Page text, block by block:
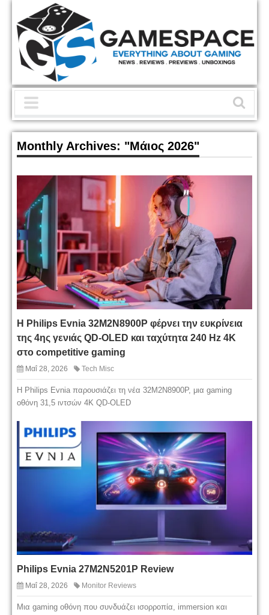
Monthly Archives: "Μάιος 2026"
Η Philips Evnia 32M2N8900P φέρνει την ευκρίνεια
της 4ης γενιάς QD-OLED και ταχύτητα 240 Hz 4K
στο competitive gaming
Μαΐ 28, 2026 Tech Misc
Η Philips Evnia παρουσιάζει τη νέα 32M2N8900P, μια gaming
οθόνη 31,5 ιντσών 4K QD-OLED
Philips Evnia 27M2N5201P Review
Μαΐ 28, 2026 Monitor Reviews
Μια gaming οθόνη που συνδυάζει ισορροπία, immersion και